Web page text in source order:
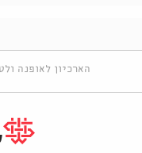
הארכיון לאופנה